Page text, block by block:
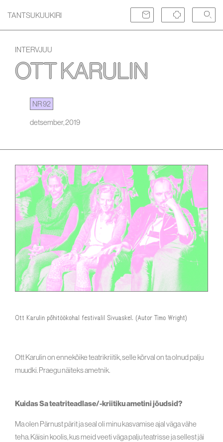
TANTSUKUUKIRI
INTERVJUU
OTT KARULIN
NR 92
detsember, 2019
Ott Karulin põhitöökohal festivalil Sivuaskel. (Autor Timo Wright)
Ott Karulin on ennekõike teatrikriitik, selle kõrval on ta olnud palju
muudki. Praegu näiteks ametnik.
Kuidas Sa teatriteadlase/-kriitiku ametini jõudsid?
Ma olen Pärnust pärit ja seal oli minu kasvamise ajal väga vähe
teha. Käisin koolis, kus meid veeti väga palju teatrisse ja sellest jäi